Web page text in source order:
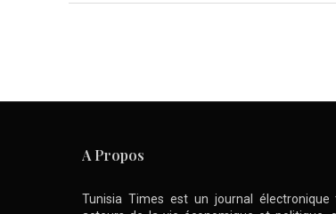
A Propos
Tunisia Times est un journal électronique